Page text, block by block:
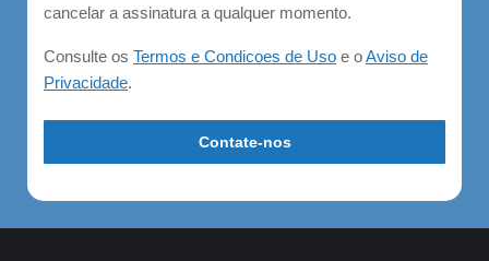
cancelar a assinatura a qualquer momento.
Consulte os Termos e Condicoes de Uso e oAviso de
Privacidade.